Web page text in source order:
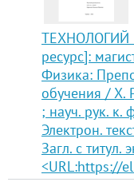
ТЕХНОЛОГИЙ
ресурс]:
Физика:
обучения / Х.
; науч. рук.
Электрон.
Загл. с титул.
<URL:https://